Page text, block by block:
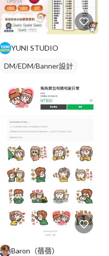
YUNI STUDIO
DM/EDM/Banner設計
Baron（蓓蓓）